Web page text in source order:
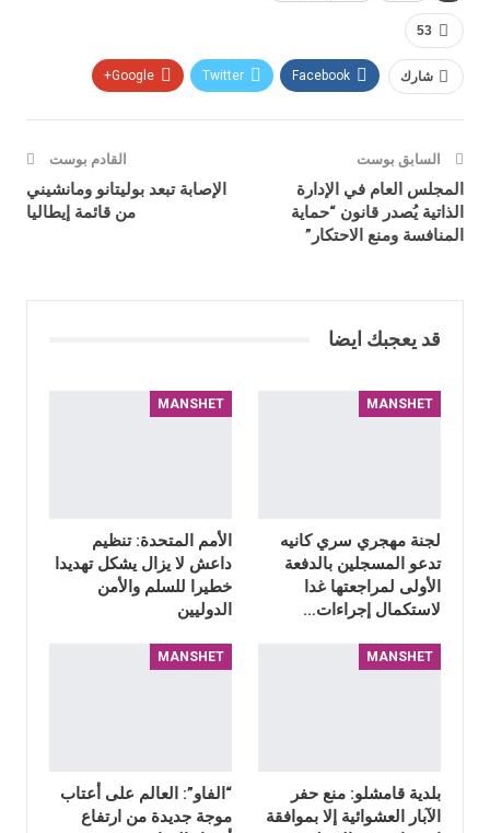
53
شارك Facebook
Twitter
Google+
السابق بوست
المجلس العام في الإدارة
الذاتية يُصدر قانون “حماية
المنافسة ومنع الاحتكار”
القادم بوست
الإصابة تبعد بوليتانو ومانشيني
من قائمة إيطاليا
قد يعجبك ايضا
MANSHET
لجنة مهجري سري كانيه
تدعو المسجلين بالدفعة
الأولى لمراجعتها غدا
لاستكمال إجراءات…
MANSHET
الأمم المتحدة: تنظيم
داعش لا يزال يشكل تهديدا
خطيرا للسلم والأمن
الدوليين
MANSHET
بلدية قامشلو: منع حفر
الآبار العشوائية إلا بموافقة
MANSHET
“الفاو”: العالم على أعتاب
موجة جديدة من ارتفاع